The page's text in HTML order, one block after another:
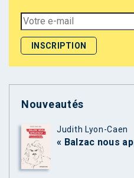
Nouveautés
Judith Lyon-Caen
« Balzac nous